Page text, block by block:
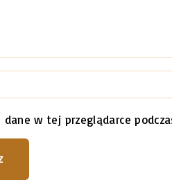
w tej przeglądarce